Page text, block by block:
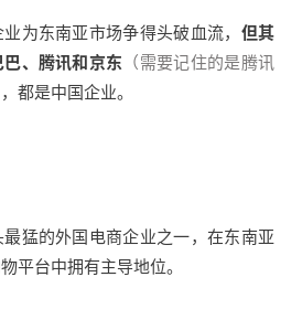
为东南亚市场争得头破血流， 但其
、腾讯和京东 （需要记住的是腾讯
，都是中国企业。
猛的外国电商企业之一，在东南亚
平台中拥有主导地位。